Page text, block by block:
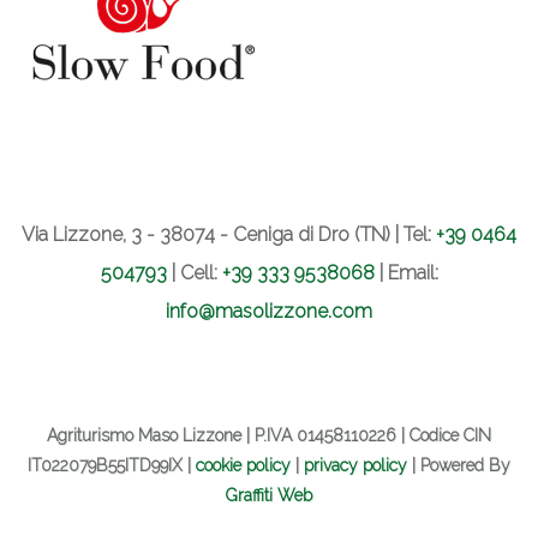
Via Lizzone, 3 - 38074 - Ceniga di Dro (TN) | Tel: +39 0464
504793| Cell: +39 333 9538068| Email:
info@masolizzone.com
Agriturismo Maso Lizzone | P.IVA 01458110226 | Codice CIN
IT022079B55ITD99IX | cookie policy privacy policy | Powered By
Graffiti Web